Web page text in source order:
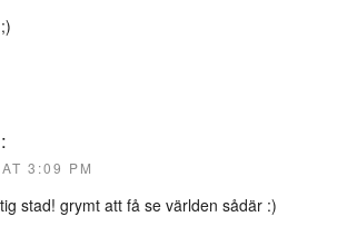
3:09 PM
stad! grymt att få se världen sådär :)